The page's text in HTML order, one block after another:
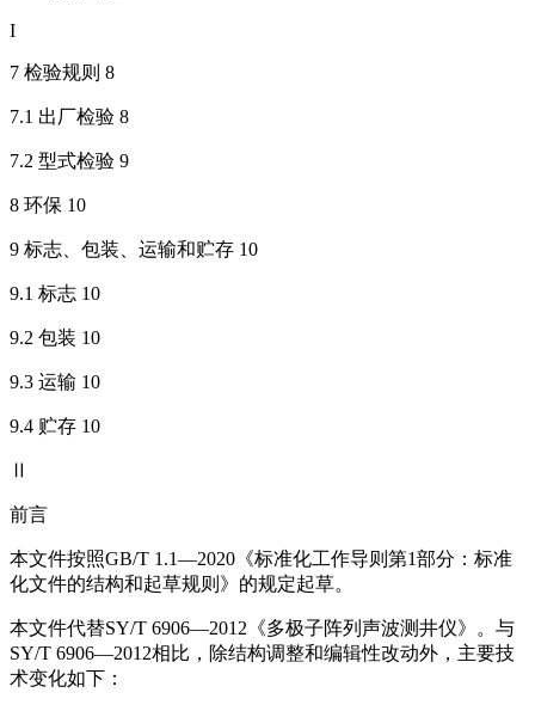
I
7 检验规则 8
7.1 出厂检验 8
7.2 型式检验 9
8 环保 10
9 标志、包装、运输和贮存 10
9.1 标志 10
9.2 包装 10
9.3 运输 10
9.4 贮存 10
Ⅱ
前言
本文件按照GB/T 1.1—2020《标准化工作导则第1部分：标准
化文件的结构和起草规则》的规定起草。
本文件代替SY/T 6906—2012《多极子阵列声波测井仪》。与
SY/T 6906—2012相比，除结构调整和编辑性改动外，主要技
术变化如下：